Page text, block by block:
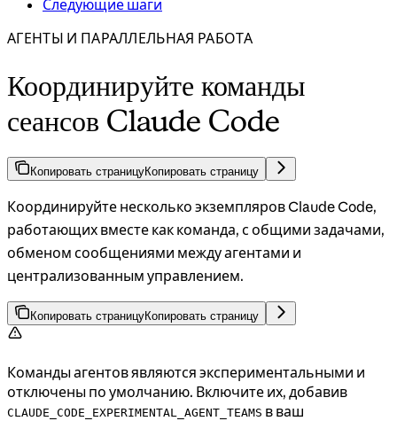
Следующие шаги
АГЕНТЫ И ПАРАЛЛЕЛЬНАЯ РАБОТА
Координируйте команды
сеансов Claude Code
Копировать страницуКопировать страницу
Координируйте несколько экземпляров Claude Code,
работающих вместе как команда, с общими задачами,
обменом сообщениями между агентами и
централизованным управлением.
Копировать страницуКопировать страницу
Команды агентов являются экспериментальными и
отключены по умолчанию. Включите их, добавив
CLAUDE_CODE_EXPERIMENTAL_AGENT_TEAMS в ваш